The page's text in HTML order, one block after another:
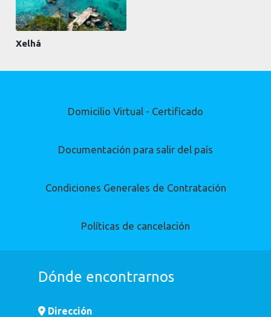
Xelhá
Domicilio Virtual - Certificado
Documentación para salir del país
Condiciones Generales de Contratación
Políticas de cancelación
Dónde encontrarnos
Dirección